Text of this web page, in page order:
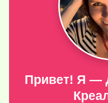
Привет! Я —